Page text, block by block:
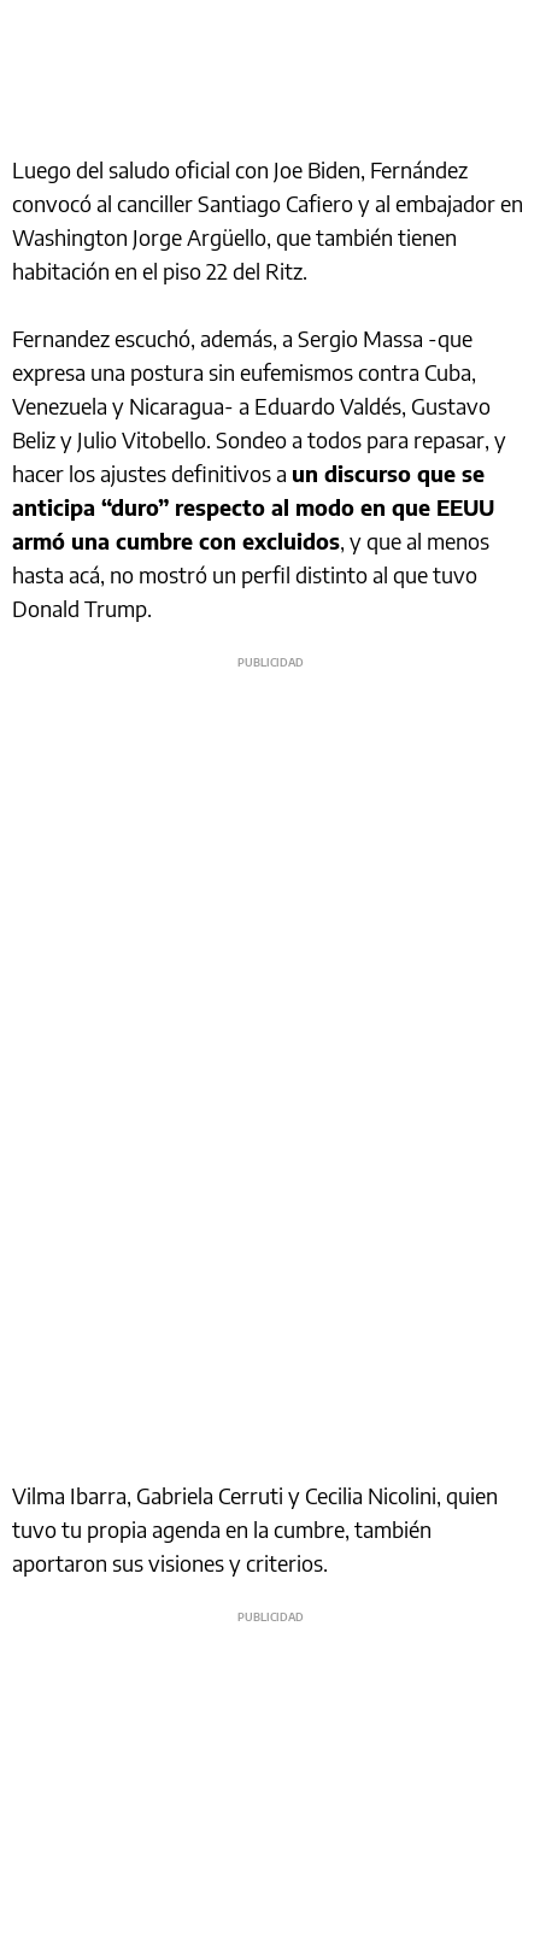
Luego del saludo oficial con Joe Biden, Fernández
convocó al canciller Santiago Cafiero y al embajador en
Washington Jorge Argüello, que también tienen
habitación en el piso 22 del Ritz.
Fernandez escuchó, además, a Sergio Massa -que
expresa una postura sin eufemismos contra Cuba,
Venezuela y Nicaragua- a Eduardo Valdés, Gustavo
Beliz y Julio Vitobello. Sondeo a todos para repasar, y
hacer los ajustes definitivos a un discurso que se
anticipa “duro” respecto al modo en que EEUU
armó una cumbre con excluidos, y que al menos
hasta acá, no mostró un perfil distinto al que tuvo
Donald Trump.
Vilma Ibarra, Gabriela Cerruti y Cecilia Nicolini, quien
tuvo tu propia agenda en la cumbre, también
aportaron sus visiones y criterios.